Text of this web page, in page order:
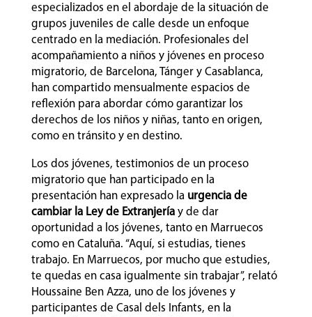
especializados en el abordaje de la situación de
grupos juveniles de calle desde un enfoque
centrado en la mediación. Profesionales del
acompañamiento a niños y jóvenes en proceso
migratorio, de Barcelona, Tánger y Casablanca,
han compartido mensualmente espacios de
reflexión para abordar cómo garantizar los
derechos de los niños y niñas, tanto en origen,
como en tránsito y en destino.
Los dos jóvenes, testimonios de un proceso
migratorio que han participado en la
presentación han expresado la urgencia de
cambiar la Ley de Extranjeríay de dar
oportunidad a los jóvenes, tanto en Marruecos
como en Cataluña. “Aquí, si estudias, tienes
trabajo. En Marruecos, por mucho que estudies,
te quedas en casa igualmente sin trabajar”, relató
Houssaine Ben Azza, uno de los jóvenes y
participantes de Casal dels Infants, en la